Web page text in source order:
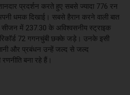
प्रदर्शन करते हुए सबसे ज्यादा 776 रन
धमक दिखाई। सबसे हैरान करने वाली बात
सीजन में 237.30 के अविश्वसनीय स्ट्राइक
72 गगनचुंबी छक्के जड़े। उनके इसी
और प्रबंधन उन्हें जल्द से जल्द
बना रहे हैं।